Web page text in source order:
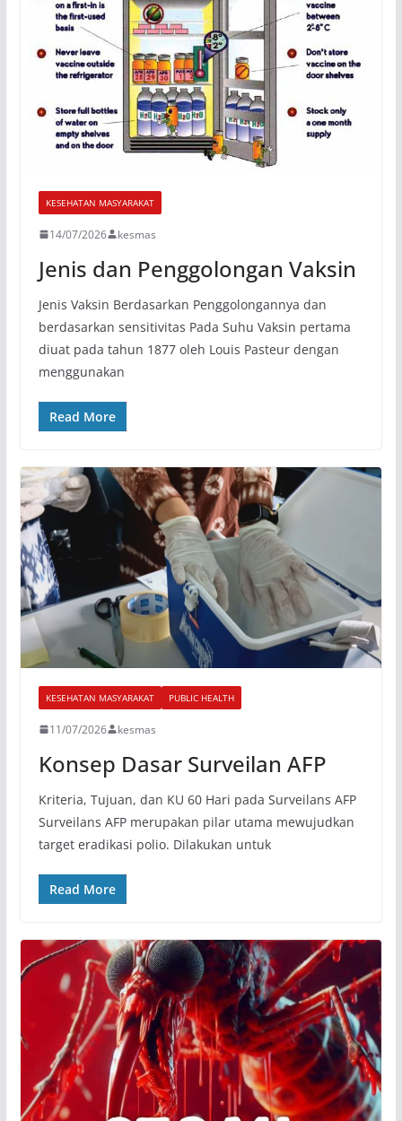
KESEHATAN MASYARAKAT
14/07/2026 kesmas
Jenis dan Penggolongan Vaksin
Jenis Vaksin Berdasarkan Penggolongannya dan
berdasarkan sensitivitas Pada Suhu Vaksin pertama
diuat pada tahun 1877 oleh Louis Pasteur dengan
menggunakan
Read More
KESEHATAN MASYARAKAT PUBLIC HEALTH
11/07/2026 kesmas
Konsep Dasar Surveilan AFP
Kriteria, Tujuan, dan KU 60 Hari pada Surveilans AFP
Surveilans AFP merupakan pilar utama mewujudkan
target eradikasi polio. Dilakukan untuk
Read More